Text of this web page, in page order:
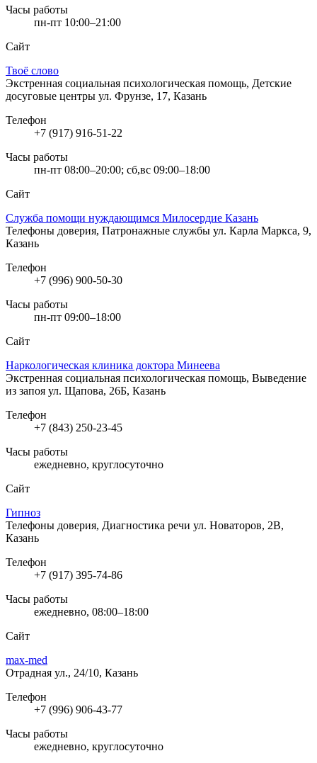
Часы работы
пн-пт 10:00–21:00
Сайт
Твоё слово
Экстренная социальная психологическая помощь, Детские
досуговые центры ул. Фрунзе, 17, Казань
Телефон
+7 (917) 916-51-22
Часы работы
пн-пт 08:00–20:00; сб,вс 09:00–18:00
Сайт
Служба помощи нуждающимся Милосердие Казань
Телефоны доверия, Патронажные службы ул. Карла Маркса, 9,
Казань
Телефон
+7 (996) 900-50-30
Часы работы
пн-пт 09:00–18:00
Сайт
Наркологическая клиника доктора Минеева
Экстренная социальная психологическая помощь, Выведение
из запоя ул. Щапова, 26Б, Казань
Телефон
+7 (843) 250-23-45
Часы работы
ежедневно, круглосуточно
Сайт
Гипноз
Телефоны доверия, Диагностика речи ул. Новаторов, 2В,
Казань
Телефон
+7 (917) 395-74-86
Часы работы
ежедневно, 08:00–18:00
Сайт
max-med
Отрадная ул., 24/10, Казань
Телефон
+7 (996) 906-43-77
Часы работы
ежедневно, круглосуточно